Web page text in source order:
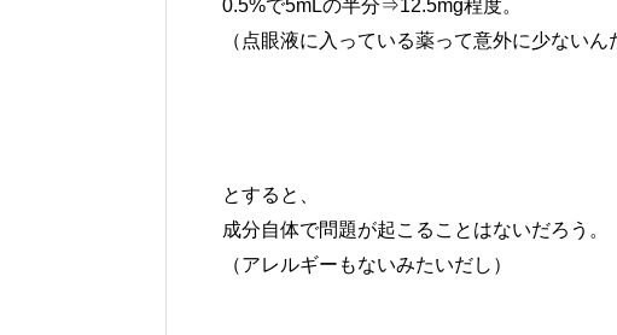
0.5%で5mLの半分⇒12.5mg程度。
（点眼液に入っている薬って意外に少ないん
とすると、
成分自体で問題が起こることはないだろう。
（アレルギーもないみたいだし）